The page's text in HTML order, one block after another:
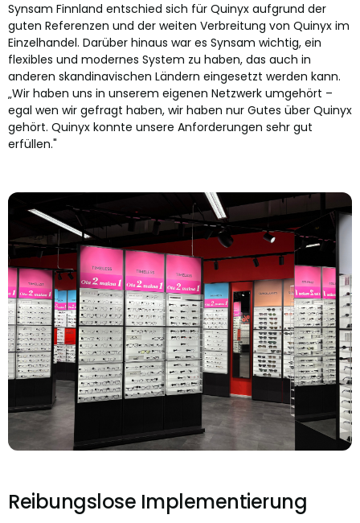
Synsam Finnland entschied sich für Quinyx aufgrund der
guten Referenzen und der weiten Verbreitung von Quinyx im
Einzelhandel. Darüber hinaus war es Synsam wichtig, ein
flexibles und modernes System zu haben, das auch in
anderen skandinavischen Ländern eingesetzt werden kann.
„Wir haben uns in unserem eigenen Netzwerk umgehört –
egal wen wir gefragt haben, wir haben nur Gutes über Quinyx
gehört. Quinyx konnte unsere Anforderungen sehr gut
erfüllen."
Reibungslose Implementierung